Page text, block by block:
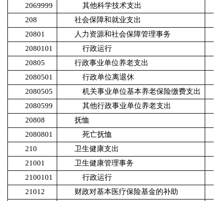
2069999
其他科学技术支出
208
社会保障和就业支出
20801
人力资源和社会保障管理事务
2080101
行政运行
20805
行政事业单位养老支出
2080501
行政单位离退休
2080505
机关事业单位基本养老保险缴费支出
2080599
其他行政事业单位养老支出
20808
抚恤
2080801
死亡抚恤
210
卫生健康支出
21001
卫生健康管理事务
2100101
行政运行
21012
财政对基本医疗保险基金的补助